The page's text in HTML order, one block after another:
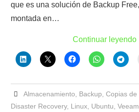
que es una solución de Backup
montada en…
Continuar leyendo
Almacenamiento Backup Copias de
Disaster Recovery, Linux Ubuntu ,